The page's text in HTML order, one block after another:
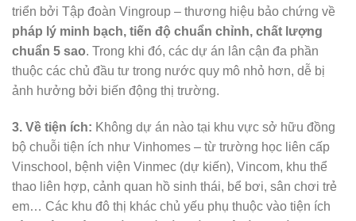
triển bởi Tập đoàn Vingroup – thương hiệu bảo chứng về
pháp lý minh bạch, tiến độ chuẩn chỉnh, chất lượng
chuẩn 5 sao. Trong khi đó, các dự án lân cận đa phần
thuộc các chủ đầu tư trong nước quy mô nhỏ hơn, dễ bị
ảnh hưởng bởi biến động thị trường.
3. Về tiện ích: Không dự án nào tại khu vực sở hữu đồng
bộ chuỗi tiện ích như Vinhomes – từ trường học liên cấp
Vinschool, bệnh viện Vinmec (dự kiến), Vincom, khu thể
thao liên hợp, cảnh quan hồ sinh thái, bể bơi, sân chơi trẻ
em… Các khu đô thị khác chủ yếu phụ thuộc vào tiện ích